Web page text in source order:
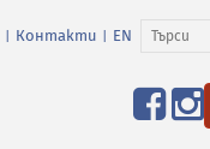
Контакти EN